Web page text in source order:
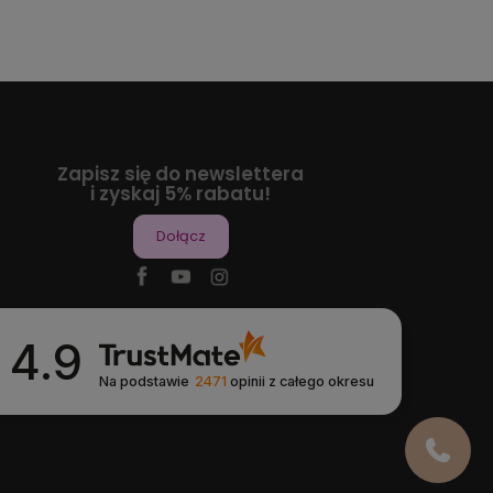
Zapisz się do newslettera
i zyskaj 5% rabatu!
Dołącz
4.9 Na podstawie 2471 opinii z całego okresu